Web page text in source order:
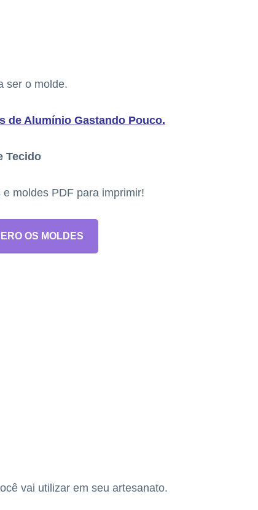
ser o molde.
de Alumínio Gastando Pouco.
Tecido
moldes PDF para imprimir!
OS MOLDES
vai utilizar em seu artesanato.